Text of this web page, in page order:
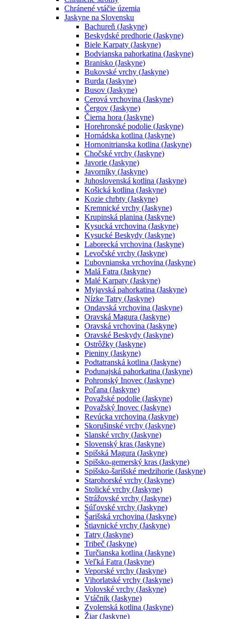
Chránené vtáčie územia
Jaskyne na Slovensku
Bachureň (Jaskyne)
Beskydské predhorie (Jaskyne)
Biele Karpaty (Jaskyne)
Bodvianska pahorkatina (Jaskyne)
Branisko (Jaskyne)
Bukovské vrchy (Jaskyne)
Burda (Jaskyne)
Busov (Jaskyne)
Cerová vrchovina (Jaskyne)
Čergov (Jaskyne)
Čierna hora (Jaskyne)
Horehronské podolie (Jaskyne)
Hornádska kotlina (Jaskyne)
Hornonitrianska kotlina (Jaskyne)
Chočské vrchy (Jaskyne)
Javorie (Jaskyne)
Javorníky (Jaskyne)
Juhoslovenská kotlina (Jaskyne)
Košická kotlina (Jaskyne)
Kozie chrbty (Jaskyne)
Kremnické vrchy (Jaskyne)
Krupinská planina (Jaskyne)
Kysucká vrchovina (Jaskyne)
Kysucké Beskydy (Jaskyne)
Laborecká vrchovina (Jaskyne)
Levočské vrchy (Jaskyne)
Ľubovnianska vrchovina (Jaskyne)
Malá Fatra (Jaskyne)
Malé Karpaty (Jaskyne)
Myjavská pahorkatina (Jaskyne)
Nízke Tatry (Jaskyne)
Ondavská vrchovina (Jaskyne)
Oravská Magura (Jaskyne)
Oravská vrchovina (Jaskyne)
Oravské Beskydy (Jaskyne)
Ostrôžky (Jaskyne)
Pieniny (Jaskyne)
Podtatranská kotlina (Jaskyne)
Podunajská pahorkatina (Jaskyne)
Pohronský Inovec (Jaskyne)
Poľana (Jaskyne)
Považské podolie (Jaskyne)
Považský Inovec (Jaskyne)
Revúcka vrchovina (Jaskyne)
Skorušinské vrchy (Jaskyne)
Slanské vrchy (Jaskyne)
Slovenský kras (Jaskyne)
Spišská Magura (Jaskyne)
Spišsko-gemerský kras (Jaskyne)
Spišsko-šarišské medzihorie (Jaskyne)
Starohorské vrchy (Jaskyne)
Stolické vrchy (Jaskyne)
Strážovské vrchy (Jaskyne)
Súľovské vrchy (Jaskyne)
Šarišská vrchovina (Jaskyne)
Štiavnické vrchy (Jaskyne)
Tatry (Jaskyne)
Tribeč (Jaskyne)
Turčianska kotlina (Jaskyne)
Veľká Fatra (Jaskyne)
Veporské vrchy (Jaskyne)
Vihorlatské vrchy (Jaskyne)
Volovské vrchy (Jaskyne)
Vtáčnik (Jaskyne)
Zvolenská kotlina (Jaskyne)
Žiar (Jaskyne)